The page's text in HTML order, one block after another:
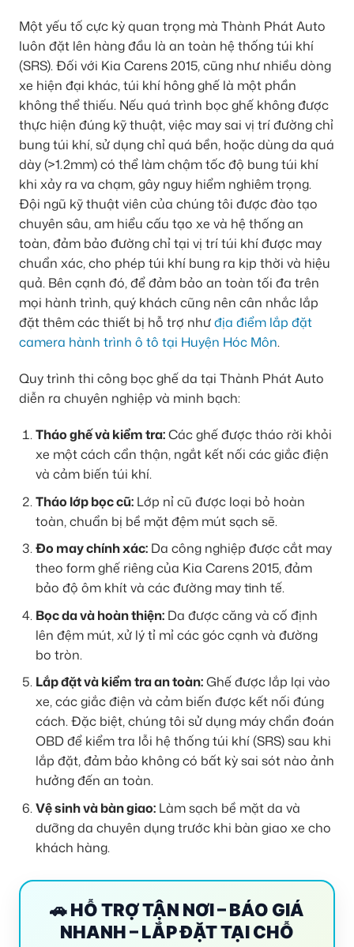
Một yếu tố cực kỳ quan trọng mà Thành Phát Auto
luôn đặt lên hàng đầu là an toàn hệ thống túi khí
(SRS). Đối với Kia Carens 2015, cũng như nhiều dòng
xe hiện đại khác, túi khí hông ghế là một phần
không thể thiếu. Nếu quá trình bọc ghế không được
thực hiện đúng kỹ thuật, việc may sai vị trí đường chỉ
bung túi khí, sử dụng chỉ quá bền, hoặc dùng da quá
dày (>1.2mm) có thể làm chậm tốc độ bung túi khí
khi xảy ra va chạm, gây nguy hiểm nghiêm trọng.
Đội ngũ kỹ thuật viên của chúng tôi được đào tạo
chuyên sâu, am hiểu cấu tạo xe và hệ thống an
toàn, đảm bảo đường chỉ tại vị trí túi khí được may
chuẩn xác, cho phép túi khí bung ra kịp thời và hiệu
quả. Bên cạnh đó, để đảm bảo an toàn tối đa trên
mọi hành trình, quý khách cũng nên cân nhắc lắp
đặt thêm các thiết bị hỗ trợ nhưđịa điểm lắp đặt
camera hành trình ô tô tại Huyện Hóc Môn.
Quy trình thi công bọc ghế da tại Thành Phát Auto
diễn ra chuyên nghiệp và minh bạch:
Tháo ghế và kiểm tra:Các ghế được tháo rời khỏi
xe một cách cẩn thận, ngắt kết nối các giắc điện
và cảm biến túi khí.
Tháo lớp bọc cũ:Lớp nỉ cũ được loại bỏ hoàn
toàn, chuẩn bị bề mặt đệm mút sạch sẽ.
Đo may chính xác:Da công nghiệp được cắt may
theo form ghế riêng của Kia Carens 2015, đảm
bảo độ ôm khít và các đường may tinh tế.
Bọc da và hoàn thiện:Da được căng và cố định
lên đệm mút, xử lý tỉ mỉ các góc cạnh và đường
bo tròn.
Lắp đặt và kiểm tra an toàn:Ghế được lắp lại vào
xe, các giắc điện và cảm biến được kết nối đúng
cách. Đặc biệt, chúng tôi sử dụng máy chẩn đoán
OBD để kiểm tra lỗi hệ thống túi khí (SRS) sau khi
lắp đặt, đảm bảo không có bất kỳ sai sót nào ảnh
hưởng đến an toàn.
Vệ sinh và bàn giao:Làm sạch bề mặt da và
dưỡng da chuyên dụng trước khi bàn giao xe cho
khách hàng.
🚗 HỖ TRỢ TẬN NƠI – BÁO GIÁ
NHANH – LẮP ĐẶT TẠI CHỖ